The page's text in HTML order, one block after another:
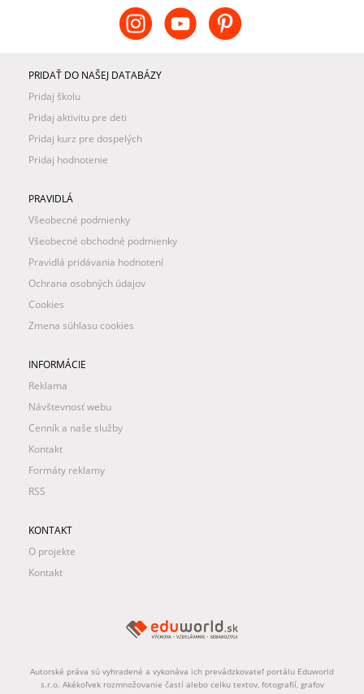
PRIDAŤ DO NAŠEJ DATABÁZY
Pridaj školu
Pridaj aktivitu pre deti
Pridaj kurz pre dospelých
Pridaj hodnotenie
PRAVIDLÁ
Všeobecné podmienky
Všeobecné obchodné podmienky
Pravidlá pridávania hodnotení
Ochrana osobných údajov
Cookies
Zmena súhlasu cookies
INFORMÁCIE
Reklama
Návštevnosť webu
Cenník a naše služby
Kontakt
Formáty reklamy
RSS
KONTAKT
O projekte
Kontakt
Autorské práva sú vyhradené a vykonáva ich prevádzkovateľ portálu Eduworld
s.r.o. Akékoľvek rozmnožovanie častí alebo celku textov, fotografií, grafov